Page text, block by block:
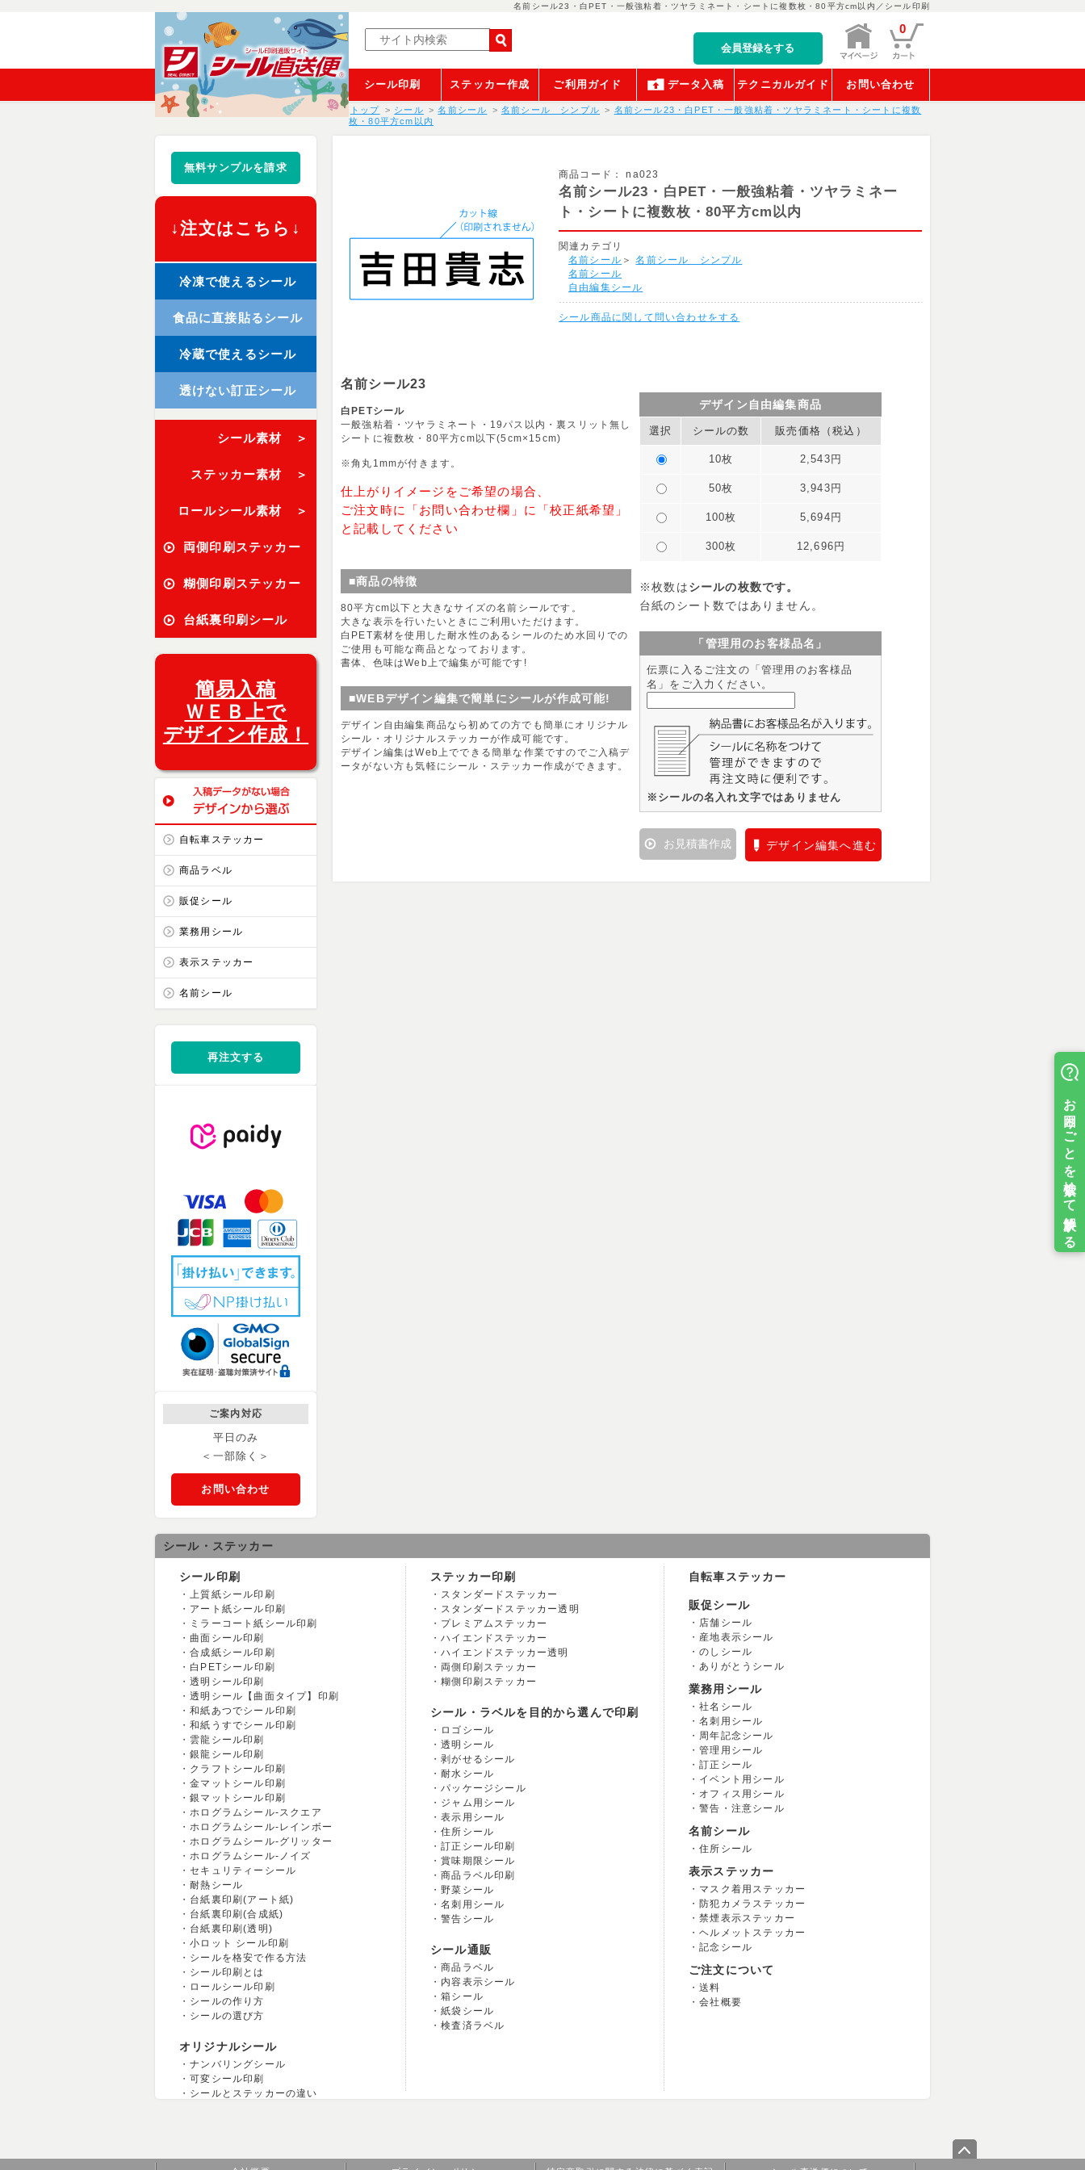
名前シール23・白PET・一般強粘着・ツヤラミネート・シートに複数枚・80平方cm以内／シール印刷
会員登録をする
0
シール印刷 ステッカー作成 ご利用ガイド データ入稿 テクニカルガイド お問い合わせ
トップ シール 名前シール 名前シール シンプル
名前シール23・白PET・一般強粘着・ツヤラミネート・シートに複数
枚・80平方cm以内
無料サンプルを請求
↓注文はこちら↓
冷凍で使えるシール
食品に直接貼るシール
冷蔵で使えるシール
透けない訂正シール
シール素材 ＞
ステッカー素材 ＞
ロールシール素材 ＞
両側印刷ステッカー
糊側印刷ステッカー
台紙裏印刷シール
簡易入稿
ＷＥＢ上で
デザイン作成！
自転車ステッカー
商品ラベル
販促シール
業務用シール
表示ステッカー
名前シール
再注文する
ご案内対応
平日のみ
＜一部除く＞
お問い合わせ
商品コード： na023
名前シール23・白PET・一般強粘着・ツヤラミネー
ト・シートに複数枚・80平方cm以内
関連カテゴリ
名前シール ＞
名前シール シンプル
名前シール
自由編集シール
シール商品に関して問い合わせをする
名前シール23
白PETシール
一般強粘着・ツヤラミネート・19パス以内・裏スリット無し
シートに複数枚・80平方cm以下(5cm×15cm)
※角丸1mmが付きます。
仕上がりイメージをご希望の場合、
ご注文時に「お問い合わせ欄」に「校正紙希望」
と記載してください
■商品の特徴
80平方cm以下と大きなサイズの名前シールです。
大きな表示を行いたいときにご利用いただけます。
白PET素材を使用した耐水性のあるシールのため水回りでの
ご使用も可能な商品となっております。
書体、色味はWeb上で編集が可能です!
■WEBデザイン編集で簡単にシールが作成可能!
デザイン自由編集商品なら初めての方でも簡単にオリジナル
シール・オリジナルステッカーが作成可能です。
デザイン編集はWeb上でできる簡単な作業ですのでご入稿デ
ータがない方も気軽にシール・ステッカー作成ができます。
デザイン自由編集商品
選択 シールの数 販売価格（税込）
10枚 2,543円
50枚 3,943円
100枚 5,694円
300枚 12,696円
※枚数はシールの枚数です。
台紙のシート数ではありません。
「管理用のお客様品名」
伝票に入るご注文の「管理用のお客様品
名」をご入力ください。
※シールの名入れ文字ではありません
お見積書作成 デザイン編集へ進む
シール・ステッカー
シール印刷
上質紙シール印刷
アート紙シール印刷
ミラーコート紙シール印刷
曲面シール印刷
合成紙シール印刷
白PETシール印刷
透明シール印刷
透明シール【曲面タイプ】印刷
和紙あつでシール印刷
和紙うすでシール印刷
雲龍シール印刷
銀龍シール印刷
クラフトシール印刷
金マットシール印刷
銀マットシール印刷
ホログラムシール-スクエア
ホログラムシール-レインボー
ホログラムシール-グリッター
ホログラムシール-ノイズ
セキュリティーシール
耐熱シール
台紙裏印刷(アート紙)
台紙裏印刷(合成紙)
台紙裏印刷(透明)
小ロット シール印刷
シールを格安で作る方法
シール印刷とは
ロールシール印刷
シールの作り方
シールの選び方
オリジナルシール
ナンバリングシール
可変シール印刷
シールとステッカーの違い
ステッカー印刷
スタンダードステッカー
スタンダードステッカー透明
プレミアムステッカー
ハイエンドステッカー
ハイエンドステッカー透明
両側印刷ステッカー
糊側印刷ステッカー
シール・ラベルを目的から選んで印刷
ロゴシール
透明シール
剥がせるシール
耐水シール
パッケージシール
ジャム用シール
表示用シール
住所シール
訂正シール印刷
賞味期限シール
商品ラベル印刷
野菜シール
名刺用シール
警告シール
シール通販
商品ラベル
内容表示シール
箱シール
紙袋シール
検査済ラベル
自転車ステッカー
販促シール
店舗シール
産地表示シール
のしシール
ありがとうシール
業務用シール
社名シール
名刺用シール
周年記念シール
管理用シール
訂正シール
イベント用シール
オフィス用シール
警告・注意シール
名前シール
住所シール
表示ステッカー
マスク着用ステッカー
防犯カメラステッカー
禁煙表示ステッカー
ヘルメットステッカー
記念シール
ご注文について
送料
会社概要